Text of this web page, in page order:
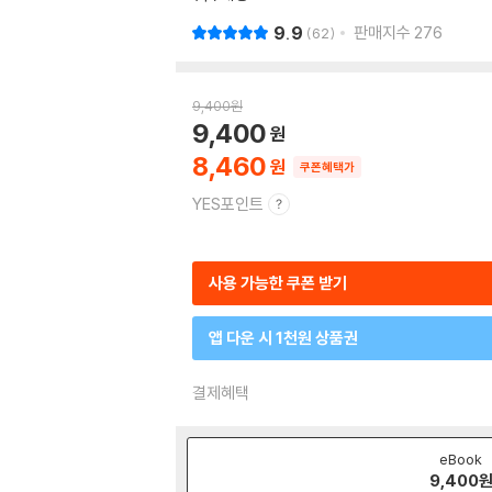
9.9 62 판매지수 276
9,400원
8,460
9,400
쿠폰혜택가
YES포인트
사용 가능한 쿠폰 받기
앱 다운 시 1천원 상품권
결제혜택
eBook
9,400원